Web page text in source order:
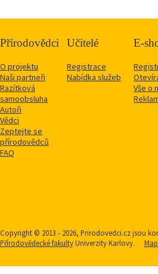
Přírodovědci
O projektu
Naši partneři
Razítková
samoobsluha
Autoři
Vědci
Zeptejte se
přírodovědců
FAQ
Učitelé
Registrace
Nabídka služeb
E-
Vše o
Copyright © 2013 - 2026, Prirodovedci.cz jsou
Přírodovědecké fakultyUniverzity Karlovy.